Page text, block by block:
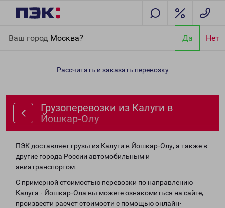
Ваш город Москва? Да Нет
Олу
Рассчитать и заказать перевозку
Грузоперевозки из Калуги в
Йошкар-Олу
ПЭК доставляет грузы из Калуги в Йошкар-Олу, а также в
другие города России автомобильным и
авиатранспортом.
С примерной стоимостью перевозки по направлению
Калуга - Йошкар-Ола вы можете ознакомиться на сайте,
произвести расчет стоимости с помощью онлайн-